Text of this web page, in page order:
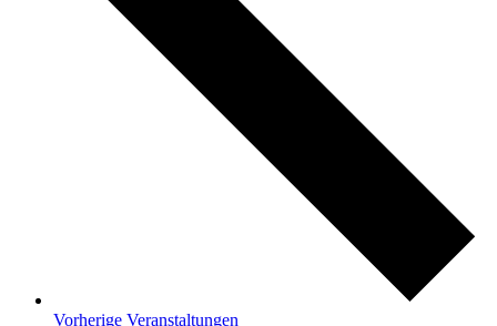
Vorherige Veranstaltungen